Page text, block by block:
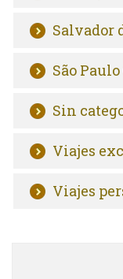
Salvador
São
Sin
Viajes
Viajes